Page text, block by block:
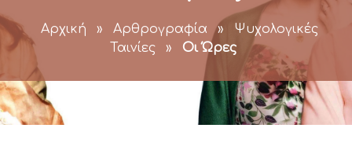
Αρχική » Αρθρογραφία »
Ψυχολογικές
Ταινίες
» Οι Ώρες